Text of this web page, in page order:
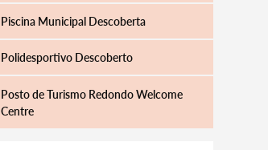
Piscina Municipal Descoberta
Polidesportivo Descoberto
Posto de Turismo Redondo Welcome
Centre